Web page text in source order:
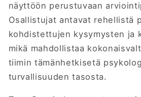
näyttöön perustuvaan
Osallistujat antavat rehellistä
kohdistettujen kysymysten ja
mikä mahdollistaa
tiimin tämänhetkisetä
turvallisuuden tasosta.